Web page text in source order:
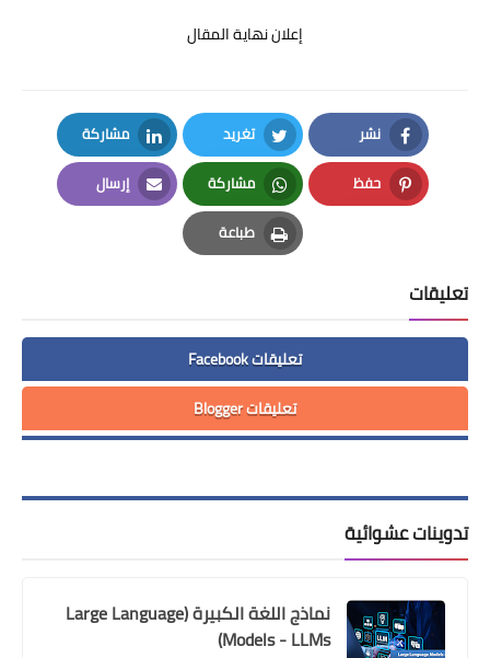
إعلان نهاية المقال
نشر
Facebook
تغريد
Twitter
مشاركة
LinkedIn
حفظ
Pinterest
مشاركة
Whatsapp
إرسال
Email
طباعة
Print
تعليقات
تعليقات Facebook
تعليقات Blogger
تدوينات عشوائية
نماذج اللغة الكبيرة (Large Language
Models - LLMs)